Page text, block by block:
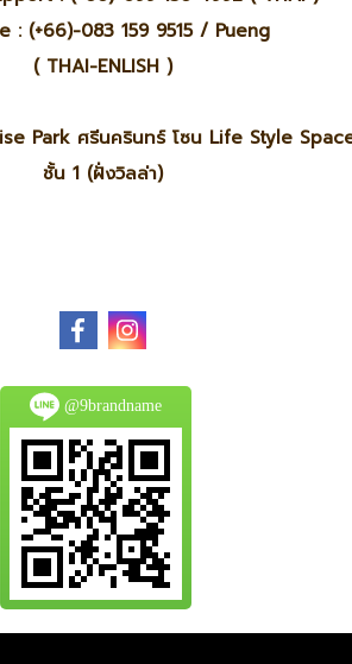
: (+66)-083 159 9515 / Pueng
( THAI-ENLISH )
Park ศรีนครินทร์ โซน Life Style
ชั้น 1 (ฝั่งวิลล่า)
@9brandname